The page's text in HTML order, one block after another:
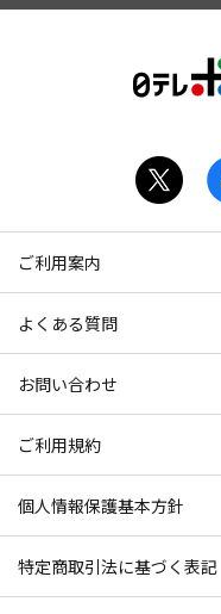
ご利用案内
よくある質問
お問い合わせ
ご利用規約
個人情報保護基本方針
特定商取引法に基づく表記